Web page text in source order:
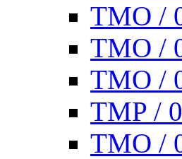
TMO /
TMO /
TMO /
TMP /
TMO /